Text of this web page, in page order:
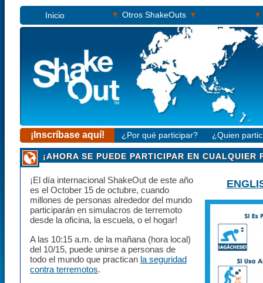
Inicio ▾Otros ShakeOuts ▾ ▾
¡Inscríbase aquí! ¿Por qué participar? ¿Quien
¡AHORA SE PUEDE PARTICIPAR EN CUALQUIER
¡El día internacional ShakeOut de este año
es el October 15 de octubre, cuando
millones de personas alrededor del mundo
participarán en simulacros de terremoto
desde la oficina, la escuela, o el hogar!
A las 10:15 a.m. de la mañana (hora local)
del 10/15, puede unirse a personas de
todo el mundo que practican la seguridad
contra terremotos.